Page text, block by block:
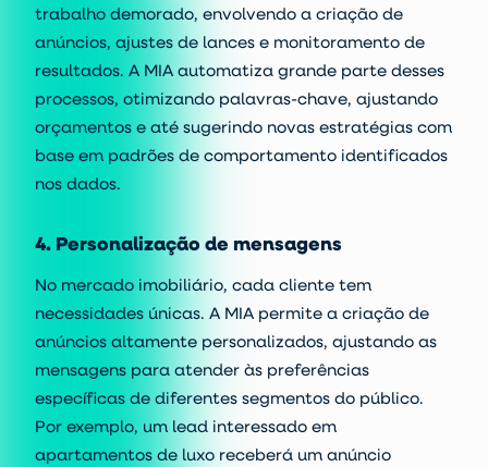
trabalho demorado, envolvendo a criação de
anúncios, ajustes de lances e monitoramento de
resultados. A MIA automatiza grande parte desses
processos, otimizando palavras-chave, ajustando
orçamentos e até sugerindo novas estratégias com
base em padrões de comportamento identificados
nos dados.
4. Personalização de mensagens
No mercado imobiliário, cada cliente tem
necessidades únicas. A MIA permite a criação de
anúncios altamente personalizados, ajustando as
mensagens para atender às preferências
específicas de diferentes segmentos do público.
Por exemplo, um lead interessado em
apartamentos de luxo receberá um anúncio